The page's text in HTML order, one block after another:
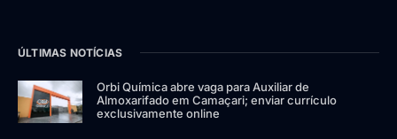
ÚLTIMAS NOTÍCIAS
Orbi Química abre vaga para Auxiliar de
Almoxarifado em Camaçari; enviar currículo
exclusivamente online